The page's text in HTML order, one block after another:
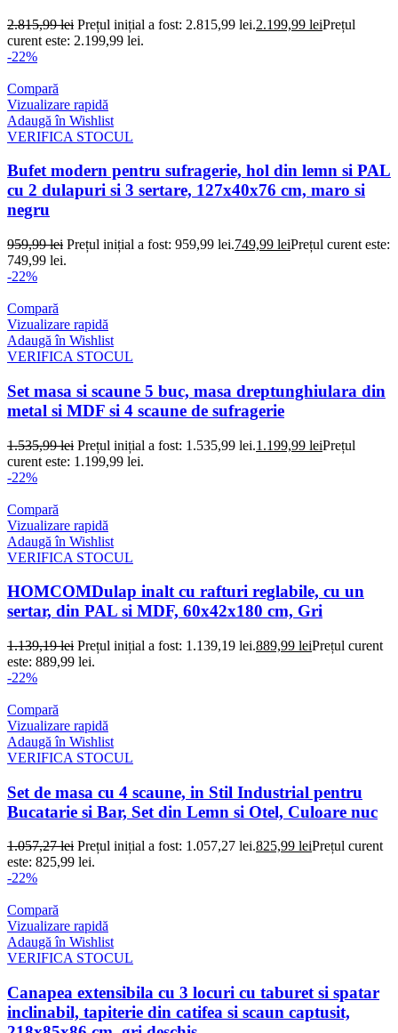
2.815,99lei Prețul inițial a fost: 2.815,99 lei.2.199,99 leiPrețul
curent este: 2.199,99 lei.
-22%
Compară
Vizualizare rapidă
Adaugă în Wishlist
VERIFICA STOCUL
Bufet modern pentru sufragerie, hol din lemn si PAL
cu 2 dulapuri si 3 sertare, 127x40x76 cm, maro si
negru
959,99lei Prețul inițial a fost: 959,99 lei.749,99 leiPrețul curent este:
749,99 lei.
-22%
Compară
Vizualizare rapidă
Adaugă în Wishlist
VERIFICA STOCUL
Set masa si scaune 5 buc, masa dreptunghiulara din
metal si MDF si 4 scaune de sufragerie
1.535,99lei Prețul inițial a fost: 1.535,99 lei.1.199,99 leiPrețul
curent este: 1.199,99 lei.
-22%
Compară
Vizualizare rapidă
Adaugă în Wishlist
VERIFICA STOCUL
HOMCOMDulap inalt cu rafturi reglabile, cu un
sertar, din PAL si MDF, 60x42x180 cm, Gri
1.139,19lei Prețul inițial a fost: 1.139,19 lei.889,99 leiPrețul curent
este: 889,99 lei.
-22%
Compară
Vizualizare rapidă
Adaugă în Wishlist
VERIFICA STOCUL
Set de masa cu 4 scaune, in Stil Industrial pentru
Bucatarie si Bar, Set din Lemn si Otel, Culoare nuc
1.057,27lei Prețul inițial a fost: 1.057,27 lei.825,99 leiPrețul curent
este: 825,99 lei.
-22%
Compară
Vizualizare rapidă
Adaugă în Wishlist
VERIFICA STOCUL
Canapea extensibila cu 3 locuri cu taburet si spatar
inclinabil, tapiterie din catifea si scaun captusit,